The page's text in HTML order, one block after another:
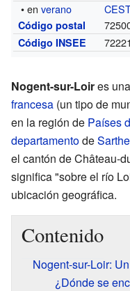
• enverano
Código postal
Código INSEE 72221
Nogent-sur-Loires
francesa (un tipo de
en la región de Países
departamentodeSarthe
el cantón de Château-
significa "sobre el río
ubicación geográfica.
Contenido
Nogent-sur-Loir:
¿Dónde se